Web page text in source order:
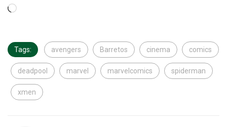
Tags: avengers Barretos cinema comics
deadpool marvel marvelcomics spiderman
xmen